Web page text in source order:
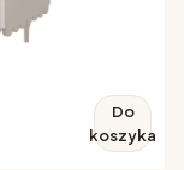
Do
koszyka